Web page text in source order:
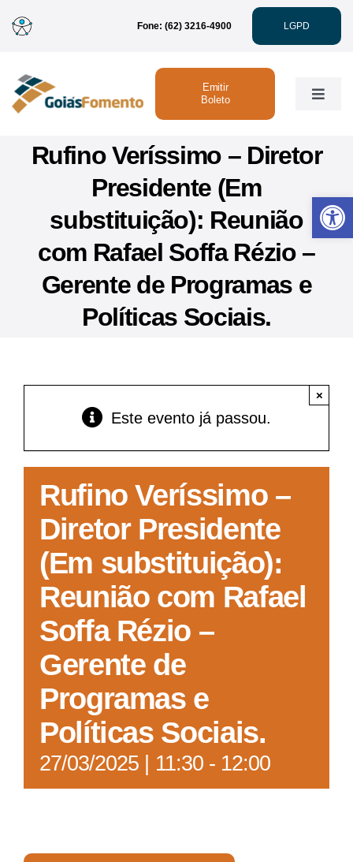
Abrir
para
conteúdo
Fone: (62) 3216-4900 LGPD
Toggle
Institucional
Atendimento
Sustentabilidade
Emitir
Boleto
Rufino Veríssimo – Diretor
Presidente (Em
substituição): Reunião
com Rafael Soffa Rézio –
Gerente de Programas e
Políticas Sociais.
Este evento já passou.
×
Rufino Veríssimo –
Diretor Presidente
(Em substituição):
Reunião com Rafael
Soffa Rézio –
Gerente de
Programas e
Políticas Sociais.
27/03/2025 | 11:30- 12:00